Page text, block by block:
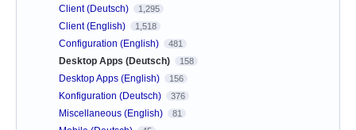
Client (Deutsch) 1,295
Client (English) 1,518
Configuration (English) 481
Desktop Apps (Deutsch) 158
Desktop Apps (English) 156
Konfiguration (Deutsch) 376
Miscellaneous (English) 81